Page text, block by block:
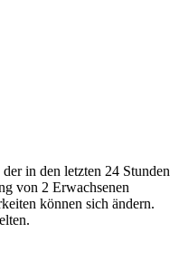
in den letzten 24 Stunden
von 2 Erwachsenen
können sich ändern.